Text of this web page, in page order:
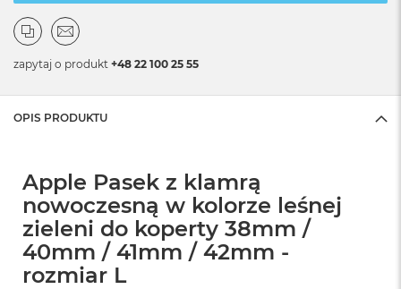
zapytaj o produkt +48 22 100 25 55
OPIS PRODUKTU
Apple Pasek z klamrą
nowoczesną w kolorze leśnej
zieleni do koperty 38mm /
40mm / 41mm / 42mm -
rozmiar L